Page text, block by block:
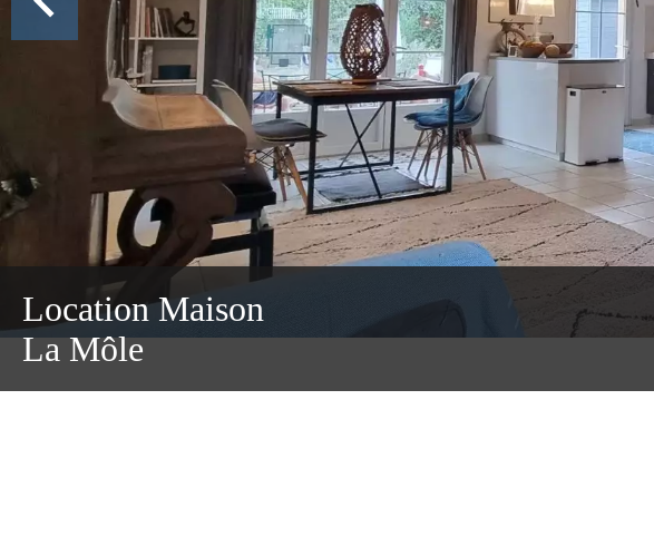
Location Maison
La Môle